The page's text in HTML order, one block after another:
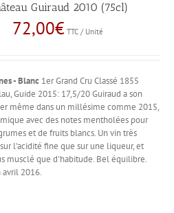
Guiraud 2010 (75cl)
72,00€ TTC / Unité
- Blanc 1er Grand Cru Classé 1855
Guide 2015: 17,5/20 Guiraud a son
même dans un millésime comme 2015,
avec des notes mentholées pour
et de fruits blancs. Un vin très
l'acidité fine que sur une liqueur, et
musclé que d'habitude. Bel équilibre.
avril 2016.